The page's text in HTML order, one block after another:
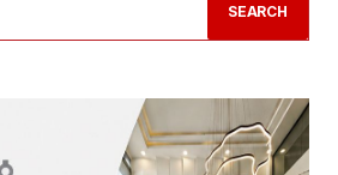
SEARCH